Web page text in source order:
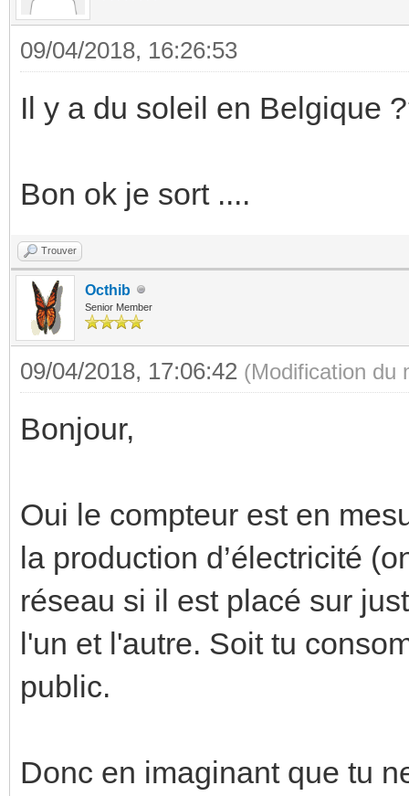
09/04/2018, 16:26:53
Il y a du soleil en Belgique
Bon ok je sort ....
Trouver
Octhib
Senior Member
09/04/2018, 17:06:42 (Modification du
Bonjour,
Oui le compteur est en
la production d’électricité
réseau si il est placé sur
l'un et l'autre. Soit tu
public.
Donc en imaginant que tu